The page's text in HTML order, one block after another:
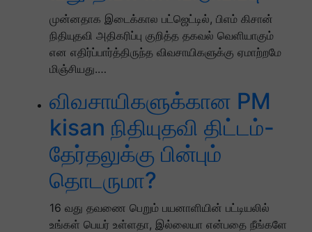
முன்னதாக இடைக்கால பட்ஜெட்டில், பிஎம் கிசான்
நிதியுதவி அதிகரிப்பு குறித்த தகவல் வெளியாகும்
என எதிர்ப்பார்த்திருந்த விவசாயிகளுக்கு ஏமாற்றமே
மிஞ்சியது.…
விவசாயிகளுக்கான PM
kisan நிதியுதவி திட்டம்-
தேர்தலுக்கு பின்பும்
தொடருமா?
16 வது தவணை பெறும் பயனாளியின் பட்டியலில்
உங்கள் பெயர் உள்ளதா, இல்லையா என்பதை நீங்களே